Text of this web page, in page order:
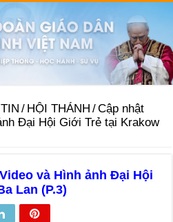
/ HỘI THÁNH /Cập nhật
Đại Hội Giới Trẻ tại Krakow
và Hình ảnh Đại Hội
Lan (P.3)